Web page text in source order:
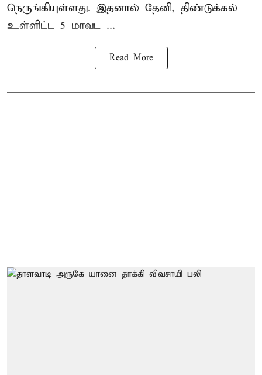
நெருங்கியுள்ளது. இதனால் தேனி, திண்டுக்கல்
உள்ளிட்ட 5 மாவட ...
Read More